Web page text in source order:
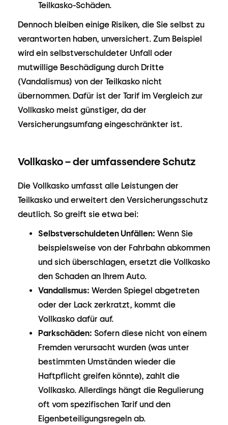
Teilkasko-Schäden.
Dennoch bleiben einige Risiken, die Sie selbst zu
verantworten haben, unversichert. Zum Beispiel
wird ein selbstverschuldeter Unfall oder
mutwillige Beschädigung durch Dritte
(Vandalismus) von der Teilkasko nicht
übernommen. Dafür ist der Tarif im Vergleich zur
Vollkasko meist günstiger, da der
Versicherungsumfang eingeschränkter ist.
Vollkasko – der umfassendere Schutz
Die Vollkasko umfasst alle Leistungen der
Teilkasko und erweitert den Versicherungsschutz
deutlich. So greift sie etwa bei:
Selbstverschuldeten Unfällen: Wenn Sie
beispielsweise von der Fahrbahn abkommen
und sich überschlagen, ersetzt die Vollkasko
den Schaden an Ihrem Auto.
Vandalismus: Werden Spiegel abgetreten
oder der Lack zerkratzt, kommt die
Vollkasko dafür auf.
Parkschäden: Sofern diese nicht von einem
Fremden verursacht wurden (was unter
bestimmten Umständen wieder die
Haftpflicht greifen könnte), zahlt die
Vollkasko. Allerdings hängt die Regulierung
oft vom spezifischen Tarif und den
Eigenbeteiligungsregeln ab.